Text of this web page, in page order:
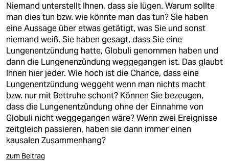
Niemand unterstellt Ihnen, dass sie lügen. Warum sollte
man dies tun bzw. wie könnte man das tun? Sie haben
eine Aussage über etwas getätigt, was Sie und sonst
niemand weiß. Sie haben gesagt, dass Sie eine
Lungenentzündung hatte, Globuli genommen haben und
dann die Lungenenzündung weggegangen ist. Das glaubt
Ihnen hier jeder. Wie hoch ist die Chance, dass eine
Lungenentzündung weggeht wenn man nichts macht
bzw. nur mit Bettruhe schont? Können Sie bezeugen,
dass die Lungenentzündung ohne der Einnahme von
Globuli nicht weggegangen wäre? Wenn zwei Ereignisse
zeitgleich passieren, haben sie dann immer einen
kausalen Zusammenhang?
zum Beitrag